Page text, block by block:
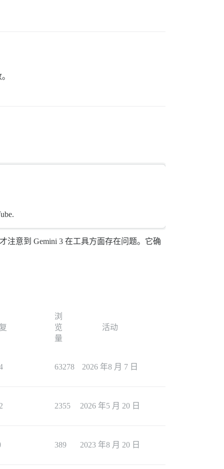
注意到 Gemini 3 在工具方面存在问题。它确
浏
览
量
活动
63278 2026 年8 月 7 日
2355 2026 年5 月 20 日
389 2023 年8 月 20 日